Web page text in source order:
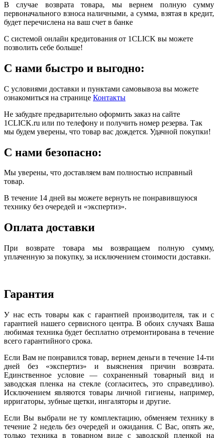
В случае возврата товара, мы вернем полную сумму
первоначального взноса наличными, а сумма, взятая в кредит,
будет перечислена на ваш счет в банке
С системой онлайн кредитования от 1CLICK вы можете
позволить себе больше!
С нами быстро и выгодно:
С условиями доставки и пунктами самовывоза вы можете
ознакомиться на странице Контакты
Не забудьте предварительно оформить заказ на сайте
1CLICK.ru или по телефону и получить номер резерва. Так
мы будем уверены, что товар вас дождется. Удачной покупки!
С нами безопасно:
Мы уверены, что доставляем вам полностью исправный
товар.
В течение 14 дней вы можете вернуть не понравившуюся
технику без очередей и «экспертиз».
Оплата доставки
При возврате товара мы возвращаем полную сумму,
уплаченную за покупку, за исключением стоимости доставки.
Гарантия
У нас есть товары как с гарантией производителя, так и с
гарантией нашего сервисного центра. В обоих случаях Ваша
любимая техника будет бесплатно отремонтирована в течение
всего гарантийного срока.
Если Вам не понравился товар, вернем деньги в течение 14-ти
дней без «экспертиз» и выяснения причин возврата.
Единственное условие — сохраненный товарный вид и
заводская пленка на стекле (согласитесь, это справедливо).
Исключением являются товары личной гигиены, например,
ирригаторы, зубные щетки, ингаляторы и другие.
Если Вы выбрали не ту комплектацию, обменяем технику в
течение 2 недель без очередей и ожидания. С Вас, опять же,
только техника в товарном виде с заводской пленкой на